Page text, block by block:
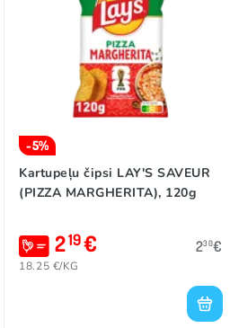
-5%
Kartupeļu čipsi LAY'S SAVEUR
(PIZZA MARGHERITA), 120g
219€ 230€
18.25 €/KG